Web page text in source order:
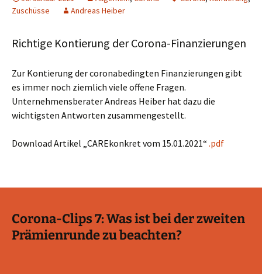
Zuschüsse
Andreas Heiber
Richtige Kontierung der Corona-Finanzierungen
Zur Kontierung der coronabedingten Finanzierungen gibt
es immer noch ziemlich viele offene Fragen.
Unternehmensberater Andreas Heiber hat dazu die
wichtigsten Antworten zusammengestellt.
Download Artikel „CAREkonkret vom 15.01.2021“ .pdf
Corona-Clips 7: Was ist bei der zweiten
Prämienrunde zu beachten?